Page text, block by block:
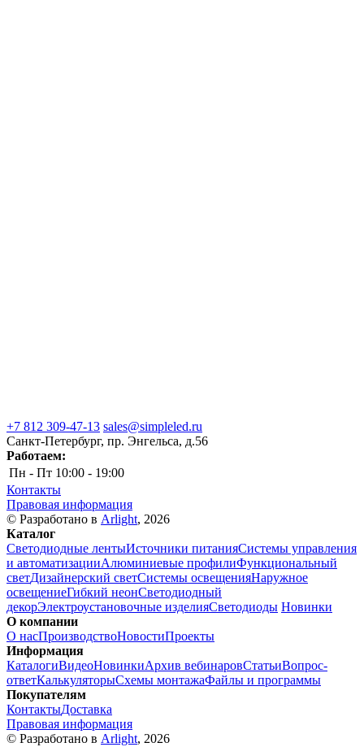
+7 812 309-47-13 sales@simpleled.ru
Санкт-Петербург, пр. Энгельса, д.56
Работаем:
Пн - Пт 10:00 - 19:00
Контакты
Правовая информация
© Разработано в Arlight, 2026
Каталог
Светодиодные лентыИсточники питанияСистемы управления
и автоматизацииАлюминиевые профилиФункциональный
светДизайнерский светСистемы освещенияНаружное
освещениеГибкий неонСветодиодный
декорЭлектроустановочные изделияСветодиоды Новинки
О компании
О насПроизводствоНовостиПроекты
Информация
КаталогиВидеоНовинкиАрхив вебинаровСтатьиВопрос-
ответКалькуляторыСхемы монтажаФайлы и программы
Покупателям
КонтактыДоставка
Правовая информация
© Разработано в Arlight, 2026